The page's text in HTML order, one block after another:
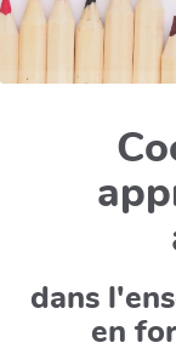
dans
en